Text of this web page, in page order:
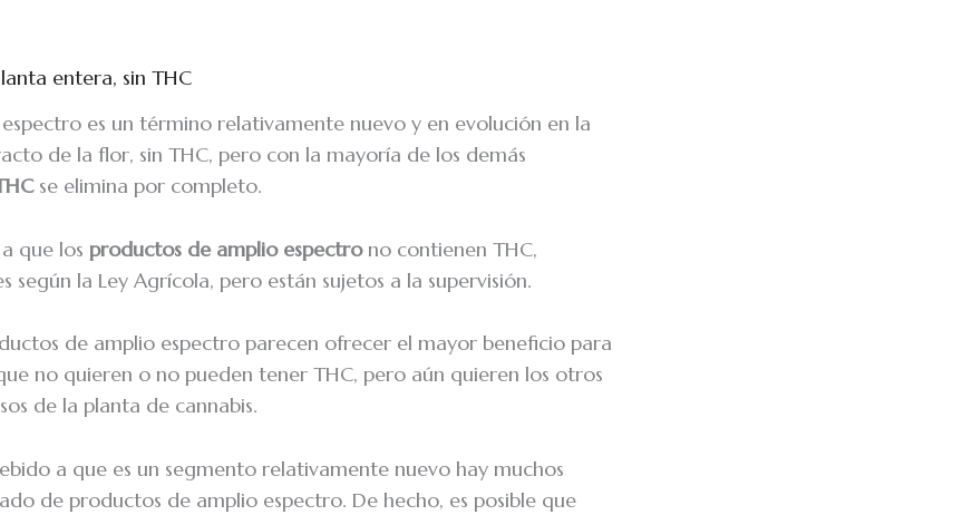
entera, sin THC
es un término relativamente nuevo y en evolución en la
de la flor, sin THC, pero con la mayoría de los demás
se elimina por completo.
que los productos de amplio espectrono contienen THC,
según la Ley Agrícola, pero están sujetos a la supervisión.
de amplio espectro parecen ofrecer el mayor beneficio para
no quieren o no pueden tener THC, pero aún quieren los otros
de la planta de cannabis.
a que es un segmento relativamente nuevo hay muchos
de productos de amplio espectro. De hecho, es posible que